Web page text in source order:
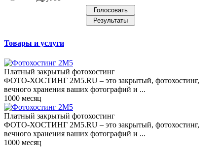
Товары и услуги
Платный закрытый фотохостинг
ФОТО-ХОСТИНГ 2M5.RU – это закрытый, фотохостинг,
вечного хранения ваших фотографий и ...
1000 месяц
Платный закрытый фотохостинг
ФОТО-ХОСТИНГ 2M5.RU – это закрытый, фотохостинг,
вечного хранения ваших фотографий и ...
1000 месяц